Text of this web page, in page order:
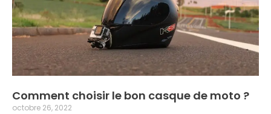
Comment choisir le bon casque de moto ?
octobre 26, 2022